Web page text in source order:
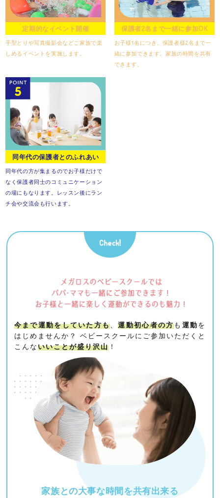
定期的なイベント開催
手型とりや写真撮影会などご家族で楽
しめるイベントを実施します。
保護者2名まで一緒に参加OK
お子様1名につき、保護者様2名まで一
緒に参加できます。 家族の時間を共有
できます。
同年代の保護者とのふれあい
同年代の方が集まるのでお子様だけで
なく保護者同士のコミュニケーション
の場にもなります。 レッスン後にラン
チ会や交流会も行います。
今まで運動をしていた方も 、運動初心者の方も 運動を
はじめませんか？
ベビースクールにご参加いただくと
こんないいことが盛り沢山！
家族との大事な時間を共有出来る